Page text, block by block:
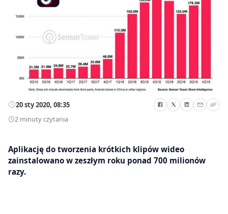
20 sty 2020, 08:35
2 minuty czytania
Aplikację do tworzenia krótkich klipów wideo
zainstalowano w zeszłym roku ponad 700 milionów
razy.